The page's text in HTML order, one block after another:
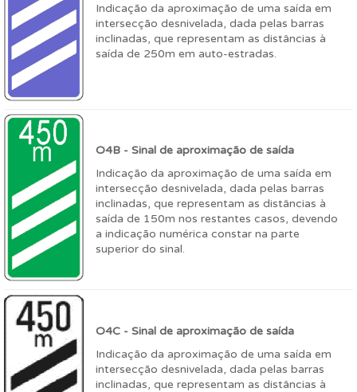
Indicação da aproximação de uma saída em
intersecção desnivelada, dada pelas barras
inclinadas, que representam as distâncias à
saída de 250m em auto-estradas.
O4B - Sinal de aproximação de saída
Indicação da aproximação de uma saída em
intersecção desnivelada, dada pelas barras
inclinadas, que representam as distâncias à
saída de 150m nos restantes casos, devendo
a indicação numérica constar na parte
superior do sinal.
O4C - Sinal de aproximação de saída
Indicação da aproximação de uma saída em
intersecção desnivelada, dada pelas barras
inclinadas, que representam as distâncias à